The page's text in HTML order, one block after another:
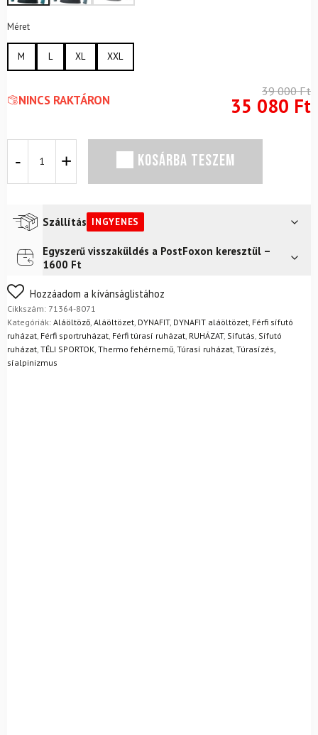
Méret
M L XL XXL
NINCS RAKTÁRON
39 000Ft
35 080 Ft
póló
Merino
ML/S
Storm
mennyiség
KOSÁRBA TESZEM
Szállítás INGYENES
Futár a címreIngyenes
FoxPost
Egyszerű visszaküldés a PostFoxon keresztül –
1600 Ft
Nem biztos a választásában? Semmi gond – a terméket
egyszerűen visszaküldheti 14 napon belül, indoklás nélkül.
Mik a visszaküldés feltételei?
Hozzáadom a kívánságlistához
Cikkszám: 71364-8071
Kategóriák: Aláöltöző Aláöltözet DYNAFIT, DYNAFIT aláöltözet Férfi sífutó
ruházat Férfi sportruházat Férfi túrasí ruházat RUHÁZAT, Sífutás Sífutó
ruházat TÉLI SPORTOK Thermo fehérnemű Túrasí ruházat Túrasízés,
síalpinizmus